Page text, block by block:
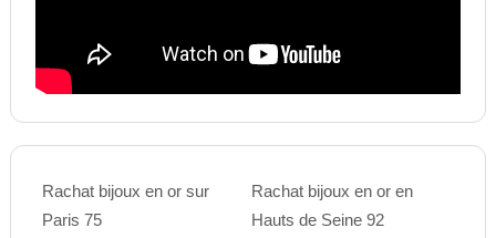
Rachat bijoux en or sur
Paris 75
Rachat bijoux en or en
Hauts de Seine 92